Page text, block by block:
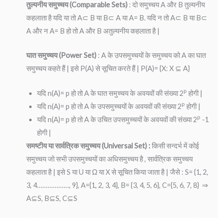
तुल्यनीय समुच्चय (Comparable Sets): दो समुच्चय A और B तुल्यनीय
कहलाता है यदि या तो A⊂ B या B⊂ A या A= B. यदि न तो A⊂ B या B⊂
A और न A= B हो तो A और B अतुल्यनीय कहलाता है |
घात समुच्चय (Power Set): A के उपसमुच्चयों के समुच्चय को A का घात
समुच्चय कहते हैं | इसे P(A) से सूचित करते हैं | P(A)= {X: X ⊆ A}
यदि n(A)= p हो तो A के घात समुच्चय के अवयवों की संख्या 2p होगी |
यदि n(A)= p हो तो A के उपसमुच्चयों के अवयवों की संख्या 2p होगी |
यदि n(A)= p हो तो A के उचित उपसमुच्चयों के अवयवों की संख्या 2p -1
होगी |
समष्टीय या सार्वत्रिक समुच्चय (Universal Set) :किसी सन्दर्भ में कोई
समुच्चय जो सभी उपसमुच्चयों का अधिसमुच्चय है , सार्वत्रिक समुच्चय
कहलाता है | इसे S या U या Ω या X से सूचित किया जाता है | जैसे : S= {1, 2,
3, 4………………, 9}, A={1, 2, 3, 4}, B= {3, 4, 5, 6}, C={5, 6, 7, 8} ⇒
A⊆S, B⊆S, C⊆S